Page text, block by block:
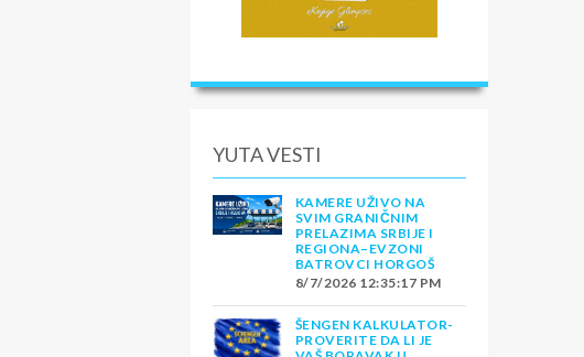
YUTA VESTI
KAMERE UŽIVO NA
SVIM GRANIČNIM
PRELAZIMA SRBIJE I
REGIONA–EVZONI
BATROVCI HORGOŠ
8/7/2026 12:35:17 PM
ŠENGEN KALKULATOR-
PROVERITE DA LI JE